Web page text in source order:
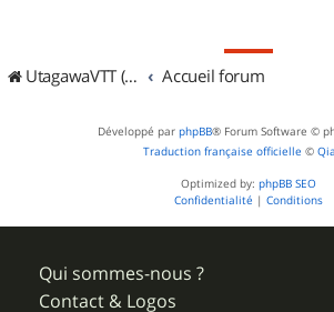
UtagawaVTT (Randos VTT et VTTAE avec traces GPS) Accueil forum
Développé par phpBB® Forum Software ©
Traduction française officielle ©
Optimized by: phpBB SEO
Confidentialité | Conditions
Qui sommes-nous ?
Contact & Logos